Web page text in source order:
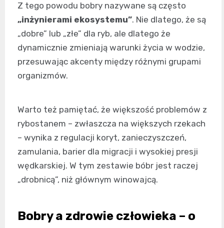
Z tego powodu bobry nazywane są często
„inżynierami ekosystemu”. Nie dlatego, że są
„dobre” lub „złe” dla ryb, ale dlatego że
dynamicznie zmieniają warunki życia w wodzie,
przesuwając akcenty między różnymi grupami
organizmów.
Warto też pamiętać, że większość problemów z
rybostanem – zwłaszcza na większych rzekach
– wynika z regulacji koryt, zanieczyszczeń,
zamulania, barier dla migracji i wysokiej presji
wędkarskiej. W tym zestawie bóbr jest raczej
„drobnicą”, niż głównym winowajcą.
Bobry a zdrowie człowieka – o